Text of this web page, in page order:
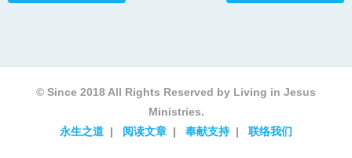
© Since 2018 All Rights Reserved by Living in Jesus
Ministries.
永生之道
阅读文章 奉献支持 联络我们